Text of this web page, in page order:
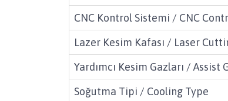
CNC Kontrol Sistemi / CNC
Lazer Kesim Kafası / Laser
Yardımcı Kesim Gazları / Assist
Soğutma Tipi / Cooling Type